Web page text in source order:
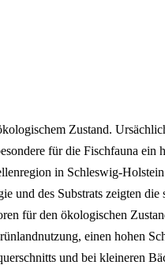
Zustand.
für die Fischfauna ein
in Schleswig-
des Substrats zeigten
für den ökologischen
einen hohen
und bei kleineren